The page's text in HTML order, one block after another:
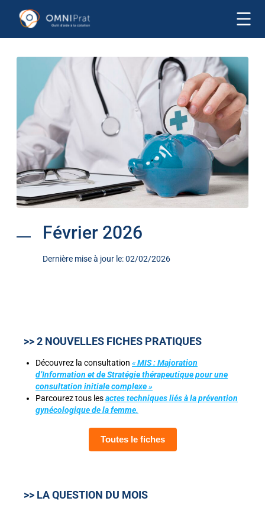
Février 2026
Dernière mise à jour le: 02/02/2026
>> 2 NOUVELLES FICHES PRATIQUES
Découvrez la consultation «MIS : Majoration
d’Information et de Stratégie thérapeutique pour une
consultation initiale complexe »
Parcourez tous lesactes techniques liés à la prévention
gynécologique de la femme.
Toutes le fiches
>> LA QUESTION DU MOIS